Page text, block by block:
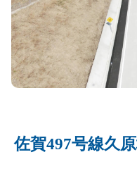
佐賀497号線久